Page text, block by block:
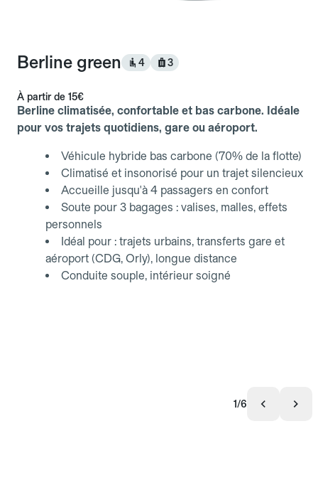
Berline green 4 3
À partir de 15€
Berline climatisée, confortable et bas carbone. Idéale
pour vos trajets quotidiens, gare ou aéroport.
Véhicule hybride bas carbone (70% de la flotte)
Climatisé et insonorisé pour un trajet silencieux
Accueille jusqu'à 4 passagers en confort
Soute pour 3 bagages : valises, malles, effets
personnels
Idéal pour : trajets urbains, transferts gare et
aéroport (CDG, Orly), longue distance
Conduite souple, intérieur soigné
1/6